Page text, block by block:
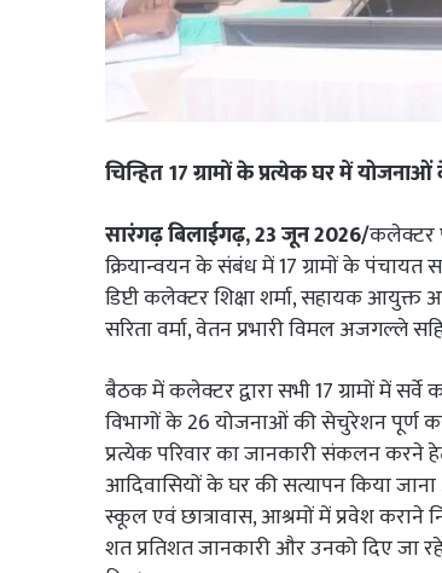
चिन्हित 17 ग्रामों के प्रत्येक घर में
सारंगढ़ बिलाईगढ़, 23 जून 2026/कलेक्टर
क्रियान्वयन के संबंध में 17 ग्रामों के
डिप्टी कलेक्टर शिक्षा शर्मा, सहायक
सरिता वर्मा, वेतन प्रभारी विमल अजगल्ले
बैठक में कलेक्टर द्वारा सभी 17 ग्रामों में सर्वे
विभागों के 26 योजनाओं की सेचुरेशन पूर्ण
प्रत्येक परिवार का जानकारी संकलन करने हेतु
आदिवासियों के घर की सत्यापन किया जाना
स्कूल एवं छात्रावास, आश्रमों में प्रवेश कराने
शत प्रतिशत जानकारी और उनको दिए जा